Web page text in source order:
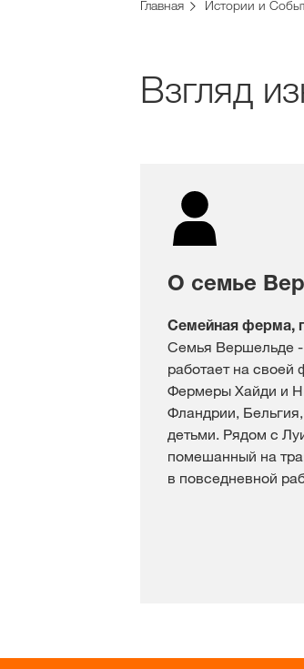
Главная Истории и
Взгляд
О семье
Семейная ферма,
Семья Вершельде -
работает на своей
Фермеры Хайди и
Фландрии,
детьми. Рядом с
помешанный на
в повседневной